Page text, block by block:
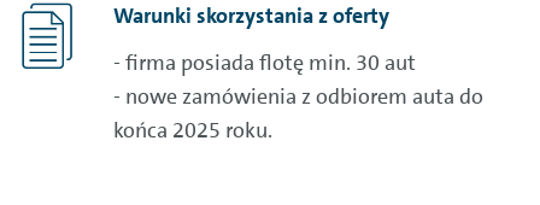
Warunki skorzystania z oferty
- firma posiada flotę min. 30 aut
- nowe zamówienia z odbiorem auta do
końca 2025 roku.